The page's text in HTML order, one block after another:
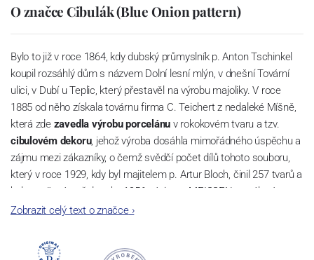
O značce Cibulák (Blue Onion pattern)
Bylo to již v roce 1864, kdy dubský průmyslník p. Anton Tschinkel
koupil rozsáhlý dům s názvem Dolní lesní mlýn, v dnešní Tovární
ulici, v Dubí u Teplic, který přestavěl na výrobu majoliky. V roce
1885 od něho získala továrnu firma C. Teichert z nedaleké Míšně,
která zde zavedla výrobu porcelánu v rokokovém tvaru a tzv.
cibulovém dekoru, jehož výroba dosáhla mimořádného úspěchu a
zájmu mezi zákazníky, o čemž svědčí počet dílů tohoto souboru,
který v roce 1929, kdy byl majitelem p. Artur Bloch, činil 257 tvarů a
byl označován až do roku 1956 nápisem MEISSEN v oválovém
rámečku.
počet jeho dílů v cibulovém provedení je 850 tvarů. Tyto výrobky
Zobrazit celý text o značce›